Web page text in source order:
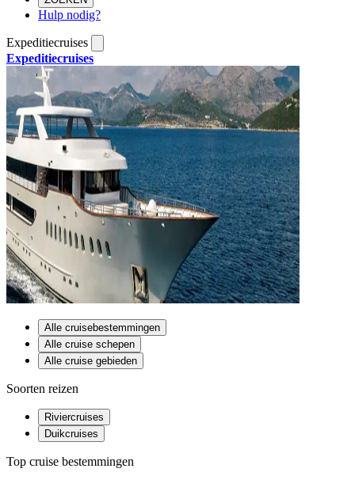
Hulp nodig?
Expeditiecruises
Expeditiecruises
Alle cruisebestemmingen
Alle cruise schepen
Alle cruise gebieden
Soorten reizen
Riviercruises
Duikcruises
Top cruise bestemmingen